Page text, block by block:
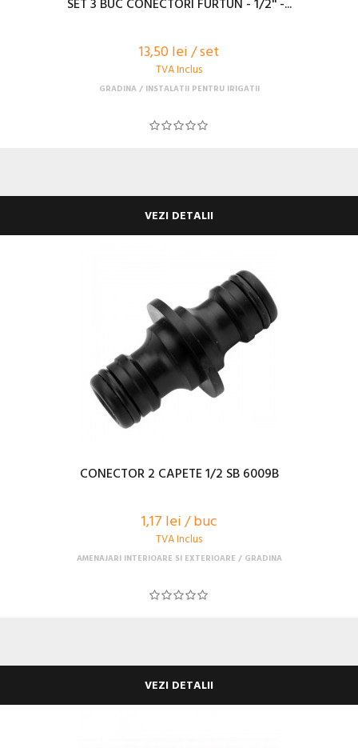
SET 3 BUC CONECTORI FURTUN - 1/2'' -...
13,50 lei / set
TVA Inclus
GRADINA INSTALATII PENTRU IRIGATII
VEZI DETALII
CONECTOR 2 CAPETE 1/2 SB 6009B
1,17 lei / buc
TVA Inclus
AMENAJARI INTERIOARE SI EXTERIOARE GRADINA
VEZI DETALII